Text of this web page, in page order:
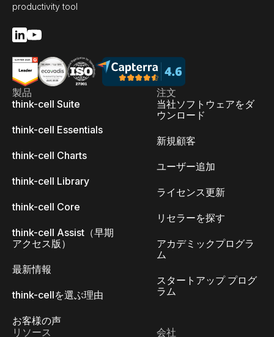
productivity tool
製品
think-cell Suite
think-cell Essentials
think-cell Charts
think-cell Library
think-cell Core
think-cell Assist（早期
アクセス版）
最新情報
think-cellを選ぶ理由
お客様の声
注文
当社ソフトウェアをダ
ウンロード
新規顧客
ユーザー追加
ライセンス更新
リセラーを探す
アカデミックプログラ
ム
スタートアップ プログ
ラム
リソース 会社